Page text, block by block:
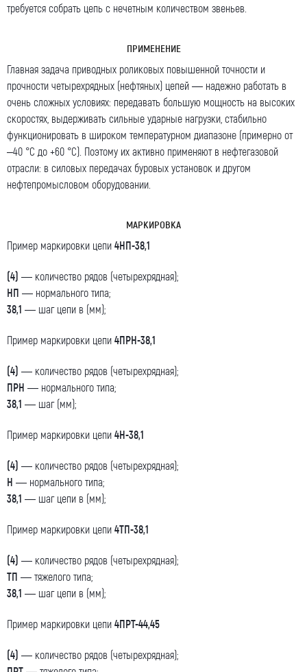
требуется собрать цепь с нечетным количеством звеньев.
ПРИМЕНЕНИЕ
Главная задача приводных роликовых повышенной точности и
прочности четырехрядных (нефтяных) цепей — надежно работать в
очень сложных условиях: передавать большую мощность на высоких
скоростях, выдерживать сильные ударные нагрузки, стабильно
функционировать в широком температурном диапазоне (примерно от
–40 °C до +60 °C). Поэтому их активно применяют в нефтегазовой
отрасли: в силовых передачах буровых установок и другом
нефтепромысловом оборудовании.
МАРКИРОВКА
Пример маркировки цепи 4НП-38,1
(4) — количество рядов (четырехрядная);
НП — нормального типа;
38,1 — шаг цепи в (мм);
Пример маркировки цепи 4ПРН-38,1
(4) — количество рядов (четырехрядная);
ПРН — нормального типа;
38,1 — шаг (мм);
Пример маркировки цепи 4Н-38,1
(4) — количество рядов (четырехрядная);
Н — нормального типа;
38,1 — шаг цепи в (мм);
Пример маркировки цепи 4ТП-38,1
(4) — количество рядов (четырехрядная);
ТП — тяжелого типа;
38,1 — шаг цепи в (мм);
Пример маркировки цепи 4ПРТ-44,45
(4) — количество рядов (четырехрядная);
Номер телефона для связи (обязательно)
Ваш e-mail (обязательно)
Ваше сообщение
Я даю согласие на обработку моих персональных
данных (ФИО/Компания, телефон, email) компанией
Посмотреть текст согласия